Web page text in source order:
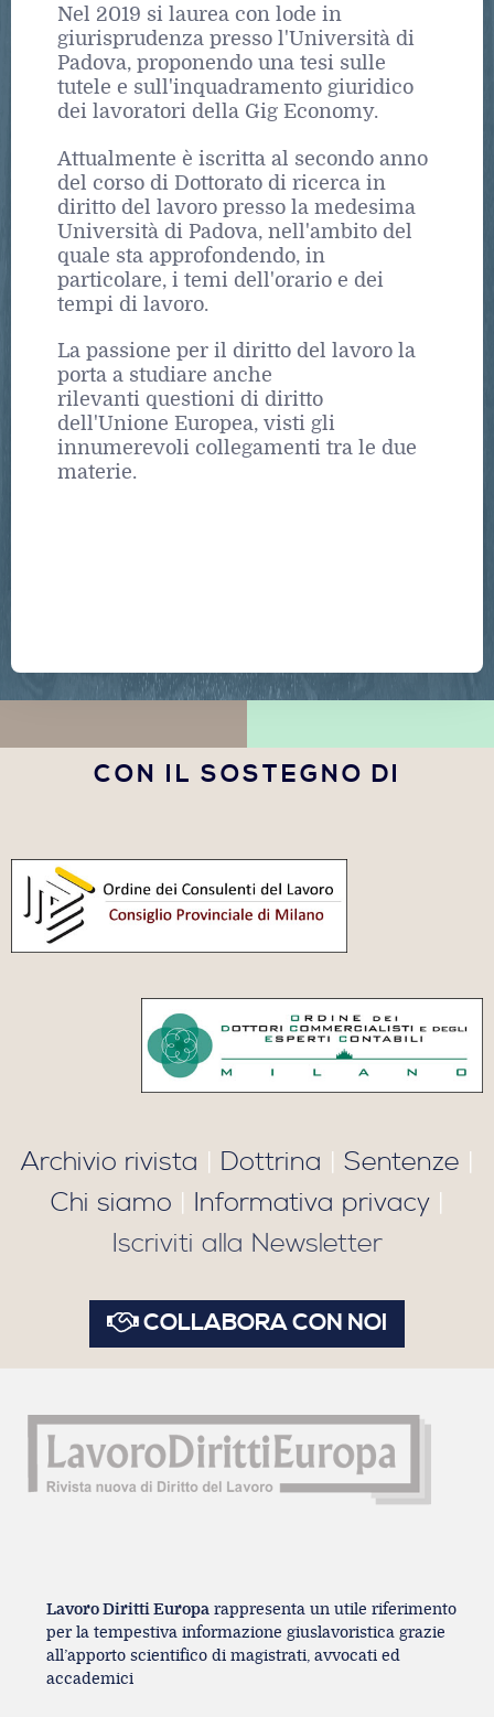
Nel 2019 si laurea con lode in
giurisprudenza presso l'Università di
Padova, proponendo una tesi sulle
tutele e sull'inquadramento giuridico
dei lavoratori della Gig Economy.
Attualmente è iscritta al secondo anno
del corso di Dottorato di ricerca in
diritto del lavoro presso la medesima
Università di Padova, nell'ambito del
quale sta approfondendo, in
particolare, i temi dell'orario e dei
tempi di lavoro.
La passione per il diritto del lavoro la
porta a studiare anche
rilevanti questioni di diritto
dell'Unione Europea, visti gli
innumerevoli collegamenti tra le due
materie.
CON IL SOSTEGNO DI
Archivio rivista | Dottrina | Sentenze |
Chi siamo | Informativa privacy|
Iscriviti alla Newsletter
COLLABORA CON NOI
Lavoro Diritti Europa rappresenta un utile riferimento
per la tempestiva informazione giuslavoristica grazie
all’apporto scientifico di magistrati, avvocati ed
accademici